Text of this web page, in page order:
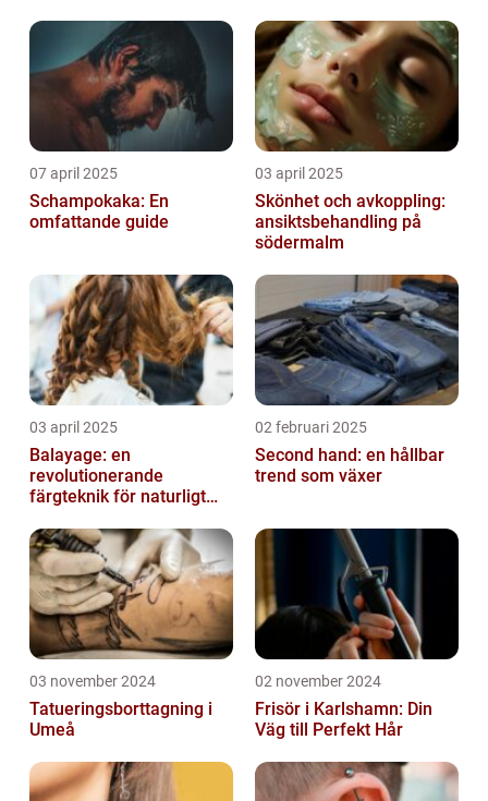
07 april 2025
Schampokaka: En
omfattande guide
03 april 2025
Skönhet och avkoppling:
ansiktsbehandling på
södermalm
03 april 2025
Balayage: en
revolutionerande
färgteknik för naturligt
02 februari 2025
Second hand: en hållbar
trend som växer
03 november 2024
Tatueringsborttagning i
Umeå
02 november 2024
Frisör i Karlshamn: Din
Väg till Perfekt Hår